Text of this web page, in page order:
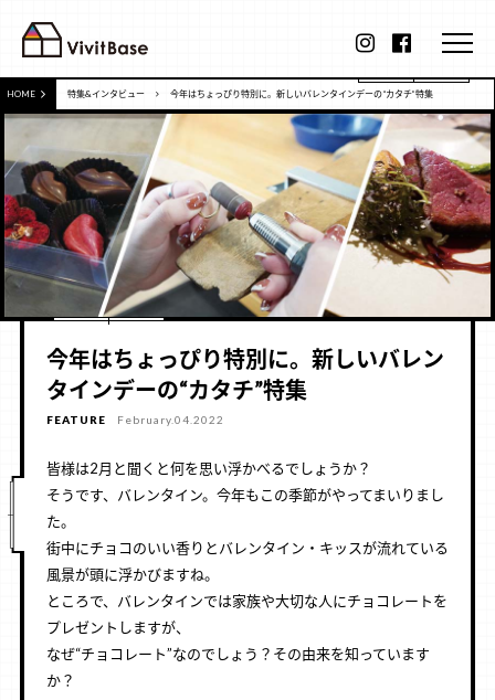
HOME 特集&インタビュー 今年はちょっぴり特別に。新しいバレンタインデーの“カタチ”特集
今年はちょっぴり特別に。新しいバレン
タインデーの“カタチ”特集
FEATURE February.04.2022
皆様は2月と聞くと何を思い浮かべるでしょうか？
そうです、バレンタイン。今年もこの季節がやってまいりまし
た。
街中にチョコのいい香りとバレンタイン・キッスが流れている
風景が頭に浮かびますね。
ところで、バレンタインでは家族や大切な人にチョコレートを
プレゼントしますが、
なぜ“チョコレート”なのでしょう？その由来を知っています
か？